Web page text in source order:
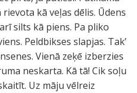
kā veļas dēlis. Ūdens
silts kā piens. Pa pliko
Peldbikses slapjas. Tak’
Vienā zeķē izberzies
neskarta. Kā tā! Cik soļu
Uz māju vēlreiz